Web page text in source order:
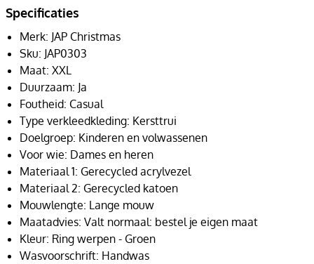
Specificaties
Merk: JAP Christmas
Sku: JAP0303
Maat: XXL
Duurzaam: Ja
Foutheid: Casual
Type verkleedkleding: Kersttrui
Doelgroep: Kinderen en volwassenen
Voor wie: Dames en heren
Materiaal 1: Gerecycled acrylvezel
Materiaal 2: Gerecycled katoen
Mouwlengte: Lange mouw
Maatadvies: Valt normaal: bestel je eigen maat
Kleur: Ring werpen - Groen
Wasvoorschrift: Handwas